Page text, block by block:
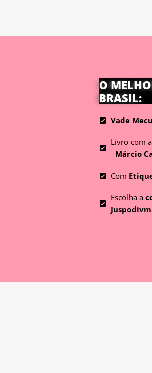
O
BRASIL:
Vade
Livro com
- Márcio
Com
Escolha a